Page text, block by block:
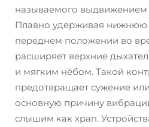
называемого
Плавно удерживая нижнюю
переднем положении во
расширяет верхние
и мягким нёбом. Такой
предотвращает сужение
основную причину
слышим как храп.